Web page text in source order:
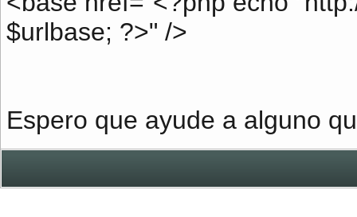
$urlbase; ?>" />
Espero que ayude a alguno